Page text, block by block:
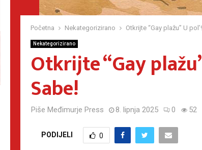
Početna Nekategorizirano Otkrijte “Gay plažu” U
Nekategorizirano
Otkrijte “Gay
Sabe!
Piše Međimurje Press 8. lipnja 2025 0 52
PODIJELI 0